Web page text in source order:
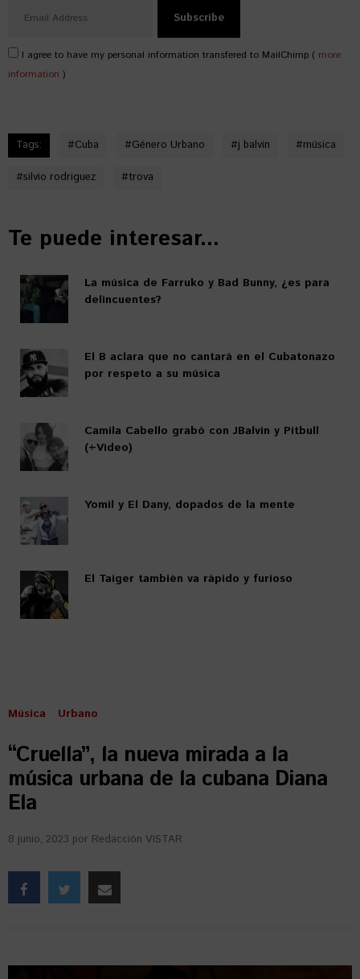
I agree to have my personal information transfered to MailChimp ( more
information )
Tags: #Cuba #Género Urbano #j balvin #música
#silvio rodriguez #trova
Te puede interesar...
La música de Farruko y Bad Bunny, ¿es para
delincuentes?
El B aclara que no cantará en el Cubatonazo
por respeto a su música
Camila Cabello grabó con JBalvin y Pitbull
(+Video)
Yomil y El Dany, dopados de la mente
El Taiger también va rápido y furioso
Música Urbano
“Cruella”, la nueva mirada a la
música urbana de la cubana Diana
Ela
8 junio, 2023 por Redacción VISTAR